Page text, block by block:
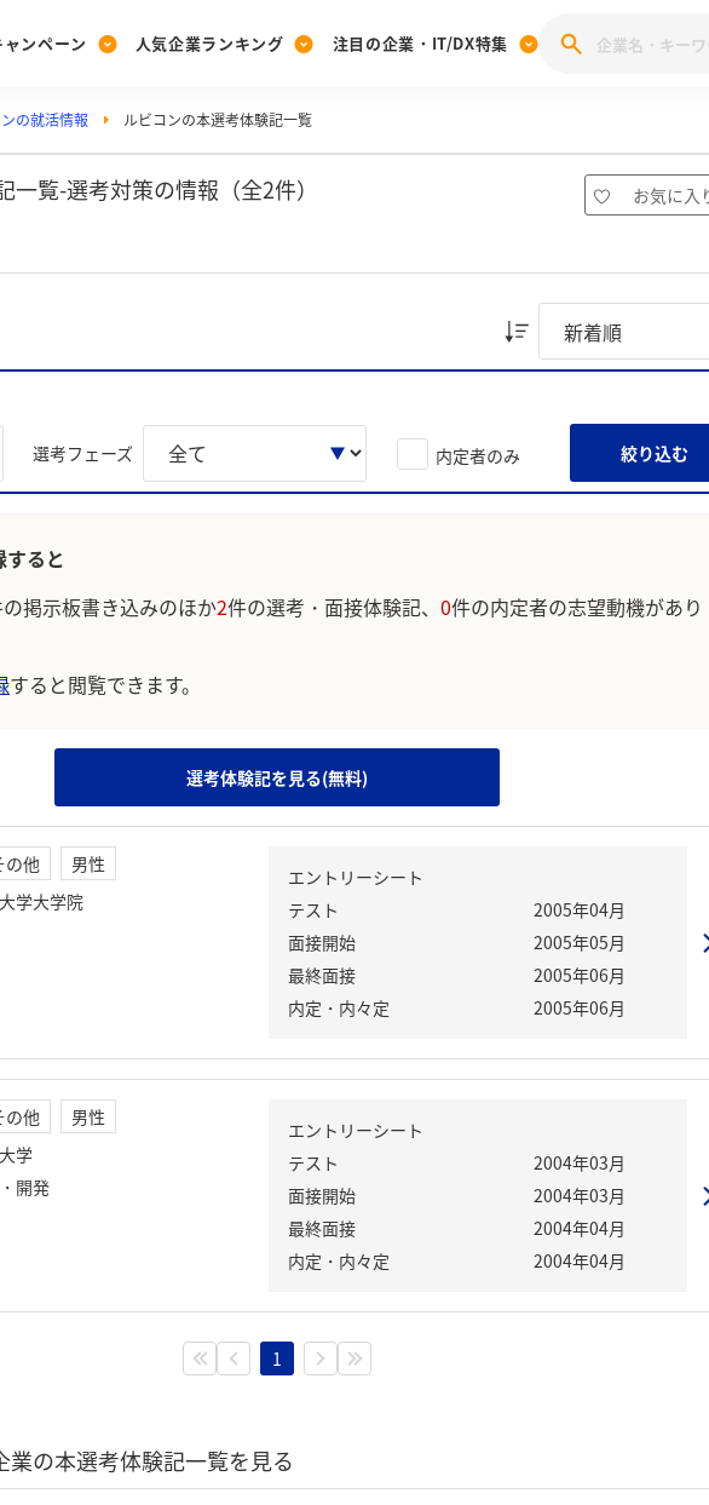
ンペーン
Post
投稿する
[27卒] 本選考体験記投稿キャンペーン
人気企業ランキング
Ranking
ランキングを見る
Vote
注目の企業・IT/DX特集
PickUp
注目の企業特集
の就活情報 ルビコンの本選考体験記一覧
覧-選考対策の情報（全2件） お気に入
選考フェーズ 内定者のみ 絞り込む
ると
掲示板書き込みのほか2件の選考・面接体験記、 0件の内定者の志望動機があり
すると閲覧できます。
選考体験記を見る(無料)
の他
男性
学大学院
エントリーシート
テスト
2005年04月
面接開始
2005年05月
最終面接
2005年06月
内定・内々定
2005年06月
の他
男性
学
開発
エントリーシート
テスト
2004年03月
面接開始
2004年03月
最終面接
2004年04月
内定・内々定
2004年04月
1
の本選考体験記一覧を見る